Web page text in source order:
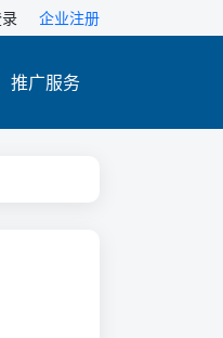
企业注册
推广服务